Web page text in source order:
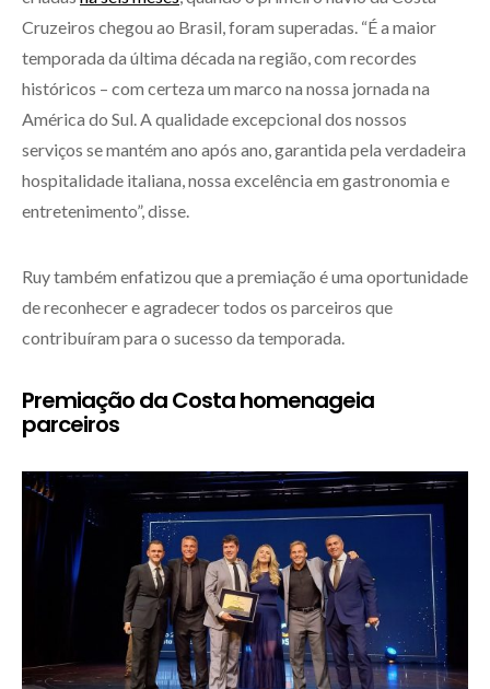
Cruzeiros chegou ao Brasil, foram superadas. “É a maior
temporada da última década na região, com recordes
históricos – com certeza um marco na nossa jornada na
América do Sul. A qualidade excepcional dos nossos
serviços se mantém ano após ano, garantida pela verdadeira
hospitalidade italiana, nossa excelência em gastronomia e
entretenimento”, disse.
Ruy também enfatizou que a premiação é uma oportunidade
de reconhecer e agradecer todos os parceiros que
contribuíram para o sucesso da temporada.
Premiação da Costa homenageia
parceiros